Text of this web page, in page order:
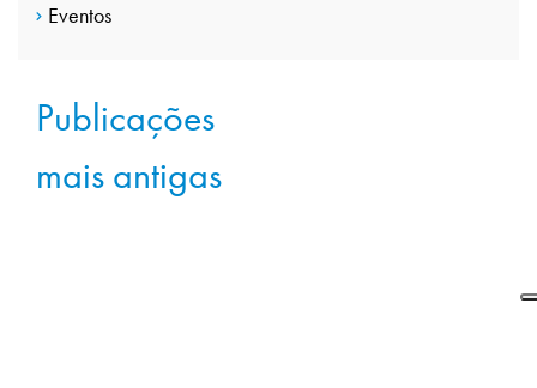
Eventos
Navegação
por
posts
Publicações
mais antigas